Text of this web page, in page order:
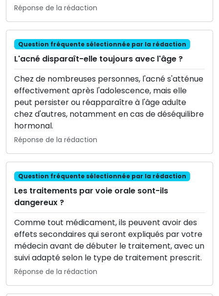
Réponse de la rédaction
Question fréquente sélectionnée par la rédaction
L'acné disparaît-elle toujours avec l'âge ?
Chez de nombreuses personnes, l'acné s'atténue
effectivement après l'adolescence, mais elle
peut persister ou réapparaître à l'âge adulte
chez d'autres, notamment en cas de déséquilibre
hormonal.
Réponse de la rédaction
Question fréquente sélectionnée par la rédaction
Les traitements par voie orale sont-ils
dangereux ?
Comme tout médicament, ils peuvent avoir des
effets secondaires qui seront expliqués par votre
médecin avant de débuter le traitement, avec un
suivi adapté selon le type de traitement prescrit.
Réponse de la rédaction